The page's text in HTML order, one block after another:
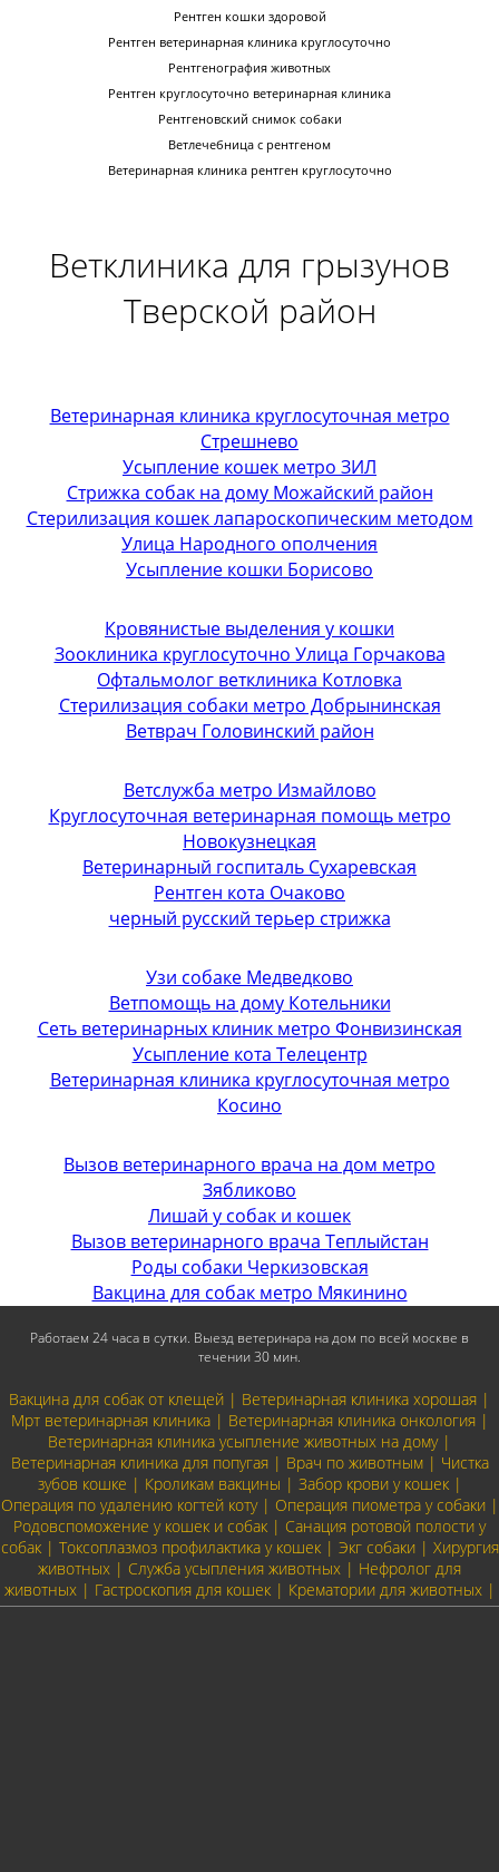
Рентген кошки здоровой
Рентген ветеринарная клиника круглосуточно
Рентгенография животных
Рентген круглосуточно ветеринарная клиника
Рентгеновский снимок собаки
Ветлечебница с рентгеном
Ветеринарная клиника рентген круглосуточно
Ветклиника для грызунов
Тверской район
Ветеринарная клиника круглосуточная метро
Стрешнево
Усыпление кошек метро ЗИЛ
Стрижка собак на дому Можайский район
Стерилизация кошек лапароскопическим методом
Улица Народного ополчения
Усыпление кошки Борисово
Кровянистые выделения у кошки
Зооклиника круглосуточно Улица Горчакова
Офтальмолог ветклиника Котловка
Стерилизация собаки метро Добрынинская
Ветврач Головинский район
Ветслужба метро Измайлово
Круглосуточная ветеринарная помощь метро
Новокузнецкая
Ветеринарный госпиталь Сухаревская
Рентген кота Очаково
черный русский терьер стрижка
Узи собаке Медведково
Ветпомощь на дому Котельники
Сеть ветеринарных клиник метро Фонвизинская
Усыпление кота Телецентр
Ветеринарная клиника круглосуточная метро
Косино
Вызов ветеринарного врача на дом метро
Зябликово
Лишай у собак и кошек
Вызов ветеринарного врача Теплыйстан
Роды собаки Черкизовская
Вакцина для собак метро Мякинино
Работаем 24 часа в сутки. Выезд ветеринара на дом по всей москве в
течении 30 мин.
Вакцина для собак от клещей | Ветеринарная клиника хорошая |
Мрт ветеринарная клиника | Ветеринарная клиника онкология |
Ветеринарная клиника усыпление животных на дому |
Ветеринарная клиника для попугая | Врач по животным | Чистка
зубов кошке | Кроликам вакцины | Забор крови у кошек |
Операция по удалению когтей коту | Операция пиометра у собаки |
Родовспоможение у кошек и собак | Санация ротовой полости у
собак | Токсоплазмоз профилактика у кошек | Экг собаки | Хирургия
животных | Служба усыпления животных | Нефролог для
животных | Гастроскопия для кошек | Крематории для животных |